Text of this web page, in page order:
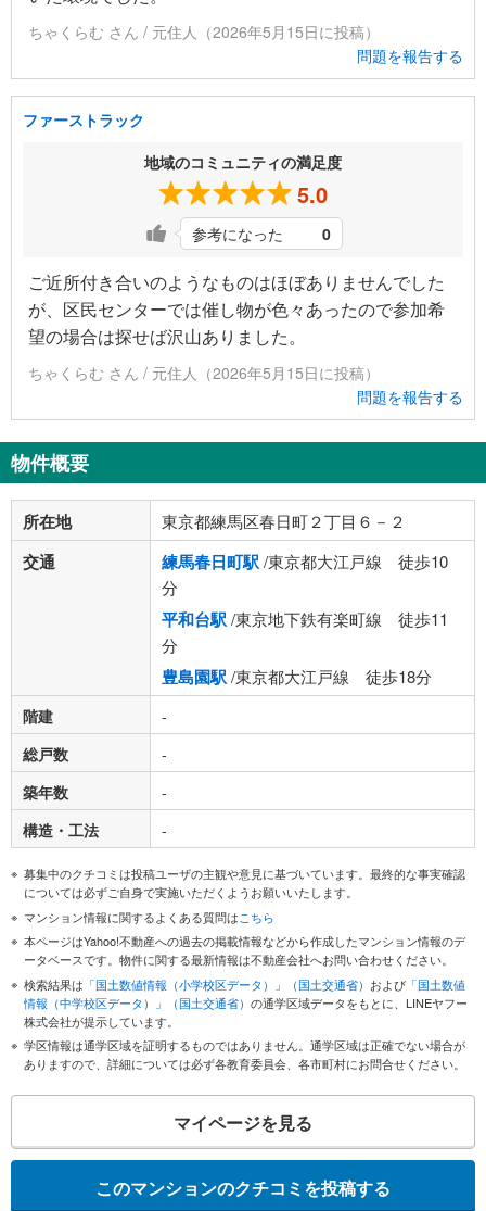
ちゃくらむ さん / 元住人（2026年5月15日に投稿）
問題を報告する
ファーストラック
地域のコミュニティの満足度
5.0
参考になった 0
ご近所付き合いのようなものはほぼありませんでした
が、区民センターでは催し物が色々あったので参加希
望の場合は探せば沢山ありました。
ちゃくらむ さん / 元住人（2026年5月15日に投稿）
問題を報告する
物件概要
所在地 東京都練馬区春日町２丁目６－２
交通 練馬春日町駅/東京都大江戸線 徒歩10
分
平和台駅/東京地下鉄有楽町線 徒歩11
分
豊島園駅/東京都大江戸線 徒歩18分
階建
-
総戸数
-
築年数
-
構造・工法
-
募集中のクチコミは投稿ユーザの主観や意見に基づいています。最終的な事実確認
については必ずご自身で実施いただくようお願いいたします。
マンション情報に関するよくある質問はこちら
本ページはYahoo!不動産への過去の掲載情報などから作成したマンション情報のデ
ータベースです。物件に関する最新情報は不動産会社へお問い合わせください。
検索結果は 「国土数値情報（小学校区データ）」（国土交通省） および 「国土数値
情報（中学校区データ）」（国土交通省） の通学区域データをもとに、LINEヤフー
株式会社が提示しています。
学区情報は通学区域を証明するものではありません。通学区域は正確でない場合が
ありますので、詳細については必ず各教育委員会、各市町村にお問合せください。
マイページを見る
このマンションのクチコミを投稿する